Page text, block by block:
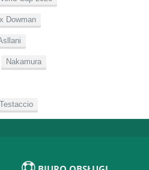
Dowman
Nakamura
Testaccio